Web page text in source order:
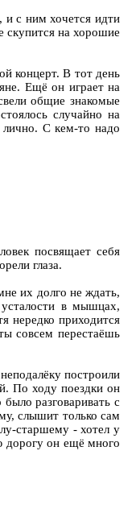
и с ним хочется идти
скупится на хорошие
концерт. В тот день
Ещё он играет на
общие знакомые
случайно на
лично. С кем-то надо
посвящает себя
глаза.
их долго не ждать,
в мышцах,
нередко приходится
совсем перестаёшь
построили
По ходу поездки он
разговаривать с
слышит только сам
старшему - хотел у
дорогу он ещё много